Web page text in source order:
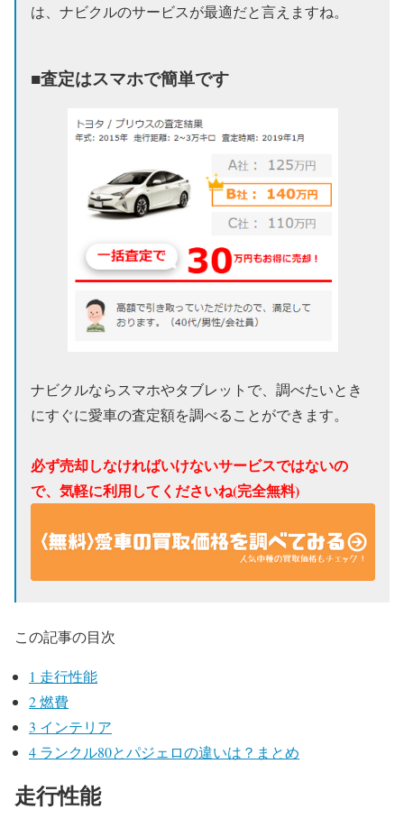
は、ナビクルのサービスが最適だと言えますね。
■査定はスマホで簡単です
ナビクルならスマホやタブレットで、調べたいとき
にすぐに愛車の査定額を調べることができます。
必ず売却しなければいけないサービスではないの
で、気軽に利用してくださいね(完全無料)
この記事の目次
1 走行性能
2燃費
3 インテリア
4 ランクル80とパジェロの違いは？まとめ
走行性能